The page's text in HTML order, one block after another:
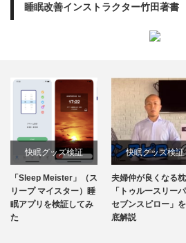
睡眠改善インストラクター竹田著書
快眠グッズ検証
「Sleep Meister」（ス
リープ マイスター）睡
眠アプリを検証してみ
快眠グッズ検証
夫婦仲が良くなる枕？
「トゥルースリーパー
セブンスピロー」を徹
底解説